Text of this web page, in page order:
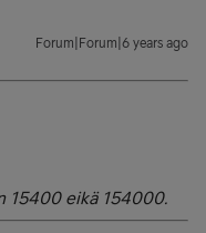
Forum|Forum|6 years ago
15400 eikä 154000.